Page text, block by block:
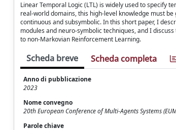
Linear Temporal Logic (LTL) is widely used to specify
real-world domains, this high-level knowledge must
continuous and subsymbolic. In this short paper, I
modules and neuro-symbolic techniques, and I
to non-Markovian Reinforcement Learning.
Scheda breve Scheda completa
Anno di pubblicazione
2023
Nome convegno
20th European Conference of Multi-Agents Systems
Parole chiave